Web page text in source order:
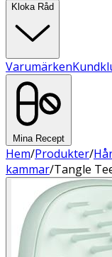
Kloka Råd
Varumärken
Mina Recept
Hem/Produkter/
kammar/Tangle